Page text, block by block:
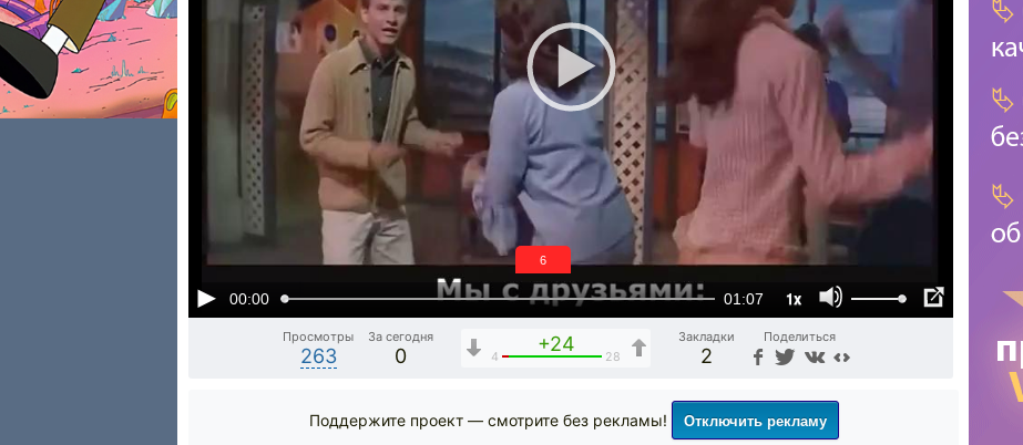
00:00 01:07 1x
5
Просмотры
263
За сегодня
0
+24
4 28
Закладки
2
Поделиться
Поддержите проект — смотрите без рекламы! Отключить рекламу